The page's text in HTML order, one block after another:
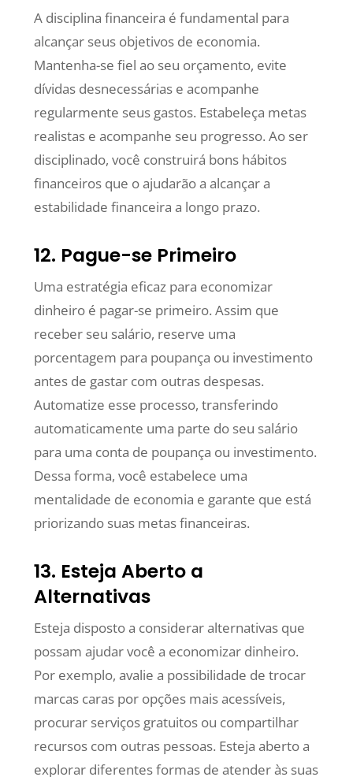
A disciplina financeira é fundamental para
alcançar seus objetivos de economia.
Mantenha-se fiel ao seu orçamento, evite
dívidas desnecessárias e acompanhe
regularmente seus gastos. Estabeleça metas
realistas e acompanhe seu progresso. Ao ser
disciplinado, você construirá bons hábitos
financeiros que o ajudarão a alcançar a
estabilidade financeira a longo prazo.
12. Pague-se Primeiro
Uma estratégia eficaz para economizar
dinheiro é pagar-se primeiro. Assim que
receber seu salário, reserve uma
porcentagem para poupança ou investimento
antes de gastar com outras despesas.
Automatize esse processo, transferindo
automaticamente uma parte do seu salário
para uma conta de poupança ou investimento.
Dessa forma, você estabelece uma
mentalidade de economia e garante que está
priorizando suas metas financeiras.
13. Esteja Aberto a
Alternativas
Esteja disposto a considerar alternativas que
possam ajudar você a economizar dinheiro.
Por exemplo, avalie a possibilidade de trocar
marcas caras por opções mais acessíveis,
procurar serviços gratuitos ou compartilhar
recursos com outras pessoas. Esteja aberto a
explorar diferentes formas de atender às suas